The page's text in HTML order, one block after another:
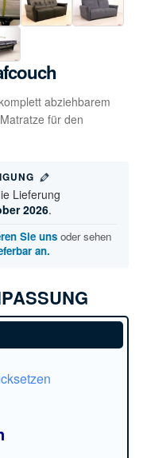
abziehbarem
für den
Lieferung
2026.
Sie unsoder sehen
an.